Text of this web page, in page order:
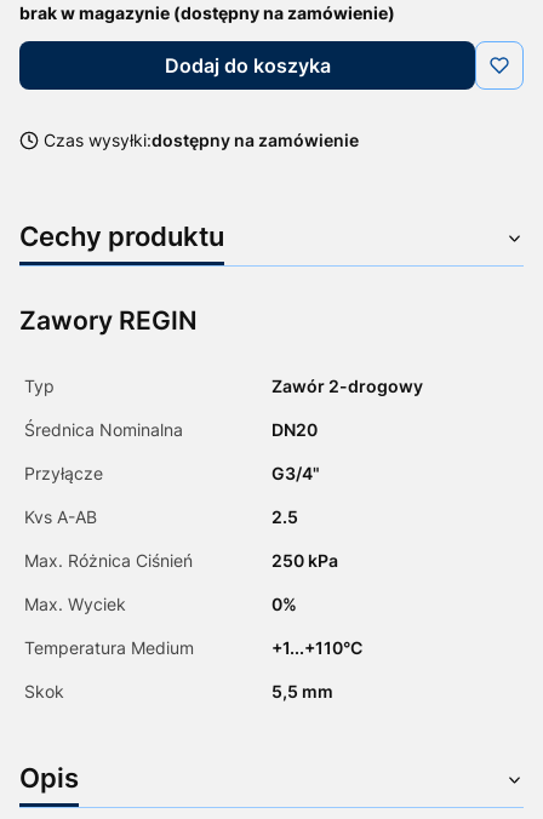
brak w magazynie (dostępny na zamówienie)
Dodaj do koszyka
Czas wysyłki:dostępny na zamówienie
Cechy produktu
Zawory REGIN
Typ Zawór 2-drogowy
Średnica Nominalna DN20
Przyłącze G3/4"
Kvs A-AB 2.5
Max. Różnica Ciśnień 250 kPa
Max. Wyciek 0%
Temperatura Medium +1...+110°C
Skok 5,5 mm
Opis